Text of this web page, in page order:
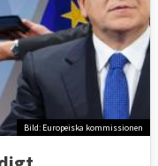
Bild: Europeiska kommissionen